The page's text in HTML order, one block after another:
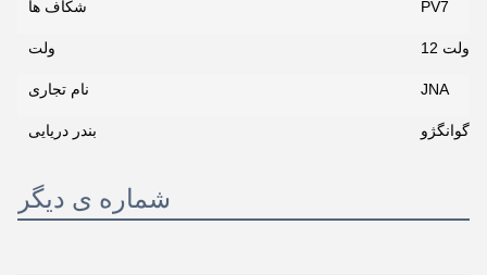
شکاف ها PV7
ولت 12 ولت
نام تجاری JNA
بندر دریایی گوانگژو
شماره ی دیگر